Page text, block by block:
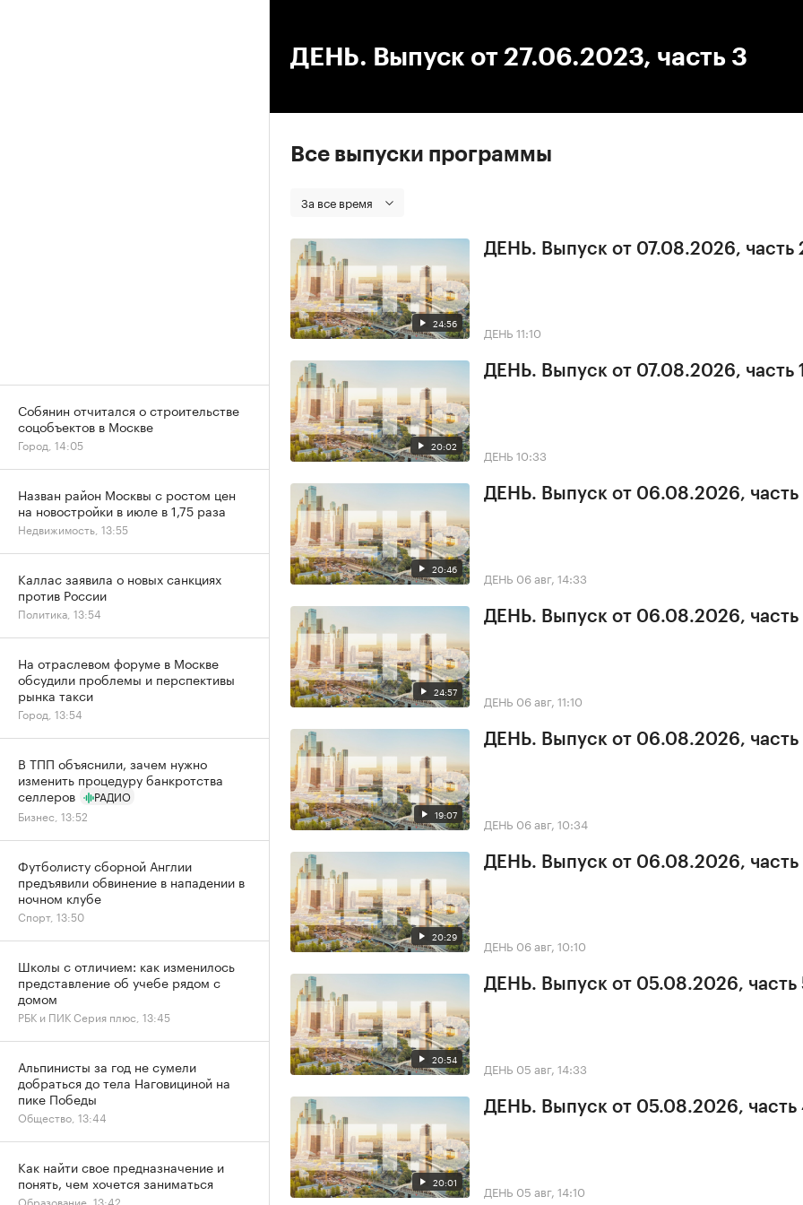
ДЕНЬ. Выпуск от 27.06.2023, часть 3
Все выпуски программы
За все время
24:56
ДЕНЬ. Выпуск от 07.08.2026, часть
ДЕНЬ 11:10
20:02
ДЕНЬ. Выпуск от 07.08.2026, часть 1
ДЕНЬ 10:33
20:46
ДЕНЬ. Выпуск от 06.08.2026, часть
ДЕНЬ 06 авг, 14:33
24:57
ДЕНЬ. Выпуск от 06.08.2026, часть
ДЕНЬ 06 авг, 11:10
19:07
ДЕНЬ. Выпуск от 06.08.2026, часть
ДЕНЬ 06 авг, 10:34
20:29
ДЕНЬ. Выпуск от 06.08.2026, часть
ДЕНЬ 06 авг, 10:10
20:54
ДЕНЬ. Выпуск от 05.08.2026, часть
ДЕНЬ 05 авг, 14:33
20:01
ДЕНЬ. Выпуск от 05.08.2026, часть
ДЕНЬ 05 авг, 14:10
Собянин отчитался о строительстве
соцобъектов в Москве
Город, 14:05
Назван район Москвы с ростом цен
на новостройки в июле в 1,75 раза
Недвижимость, 13:55
Каллас заявила о новых санкциях
против России
Политика, 13:54
На отраслевом форуме в Москве
обсудили проблемы и перспективы
рынка такси
Город, 13:54
В ТПП объяснили, зачем нужно
изменить процедуру банкротства
селлеров
РАДИО
Бизнес, 13:52
Футболисту сборной Англии
предъявили обвинение в нападении в
ночном клубе
Спорт, 13:50
Школы с отличием: как изменилось
представление об учебе рядом с
домом
РБК и ПИК Серия плюс, 13:45
Альпинисты за год не сумели
добраться до тела Наговициной на
пике Победы
Общество, 13:44
Как найти свое предназначение и
понять, чем хочется заниматься
Образование, 13:42